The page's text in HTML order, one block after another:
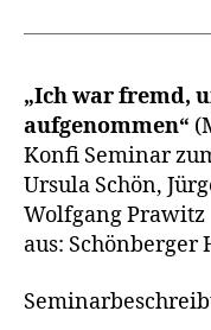
„Ich war fremd,
aufgenommen“
Konfi Seminar
Ursula Schön,
Wolfgang Prawitz
aus: Schönberger